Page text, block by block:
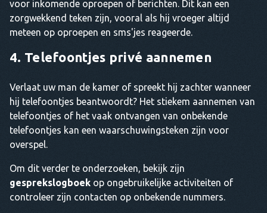
voor inkomende oproepen of berichten. Dit kan een
zorgwekkend teken zijn, vooral als hij vroeger altijd
meteen op oproepen en sms'jes reageerde.
4. Telefoontjes privé aannemen
Verlaat uw man de kamer of spreekt hij zachter wanneer
hij telefoontjes beantwoordt? Het stiekem aannemen van
telefoontjes of het vaak ontvangen van onbekende
telefoontjes kan een waarschuwingsteken zijn voor
overspel.
Om dit verder te onderzoeken, bekijk zijn
gesprekslogboek op ongebruikelijke activiteiten of
controleer zijn contacten op onbekende nummers.